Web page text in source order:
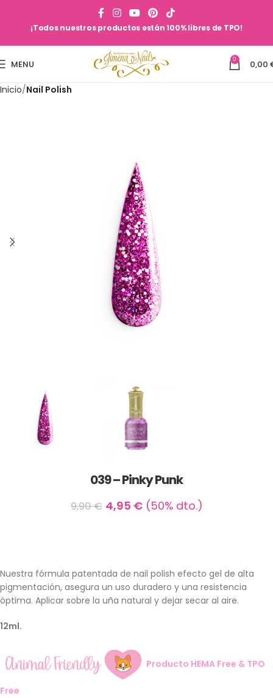
¡Todos nuestros productos están 100% libres de TPO!
MENU 0 0,00
Inicio Nail Polish
039 – Pinky Punk
9,90€ 4,95 €(50% dto.)
Nuestra fórmula patentada de nail polish efecto gel de alta
pigmentación, asegura un uso duradero y una resistencia
óptima. Aplicar sobre la uña natural y dejar secar al aire.
12ml.
Producto HEMA Free & TPO
Free